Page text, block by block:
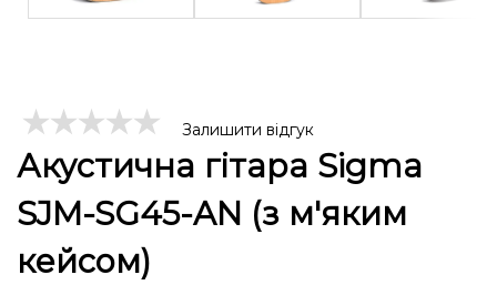
Залишити відгук
Акустична гітара Sigma
SJM-SG45-AN (з м'яким
кейсом)